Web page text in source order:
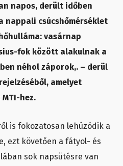
napos, derült időben
nappali csúcshőmérséklet
vasárnap
fok között alakulnak a
néhol záporok,. – derül
amelyet
hez.
is fokozatosan lehúzódik a
ezt követően a fátyol- és
sok napsütésre van